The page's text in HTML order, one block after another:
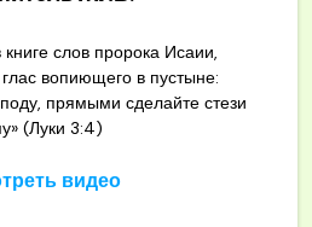
книге слов пророка Исаии,
глас вопиющего в пустыне:
прямыми сделайте стези
(Луки 3:4)
видео